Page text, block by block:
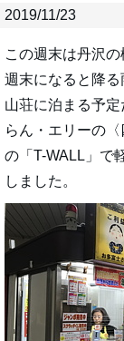
2019/11/23
この週末は丹沢
週末になると降
山荘に泊まる予
らん・エリーの
の「T-WALL」で
しました。